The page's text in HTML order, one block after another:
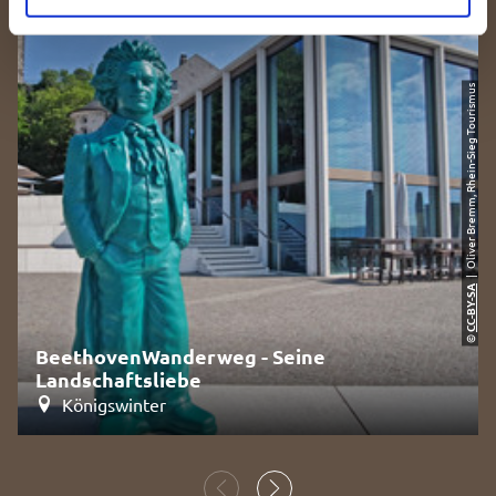
BeethovenWanderweg - Seine
Landschaftsliebe
Königswinter
©
CC-BY-SA
| Oliver Bremm, Rhein-Sieg Tourismus